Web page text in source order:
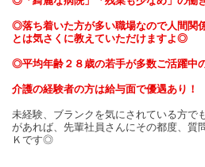
◎落ち着いた方が多い職場なので人間関
とは気さくに教えていただけますよ◎
◎平均年齢２８歳の若手が多数ご活躍中
介護の経験者の方は給与面で優遇あり！
未経験、ブランクを気にされている方で
があれば、先輩社員さんにその都度、質
Ｋです◎